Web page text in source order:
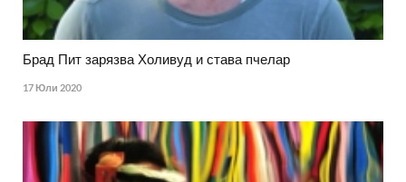
Брад Пит зарязва Холивуд и става пчелар
17 Юли 2020